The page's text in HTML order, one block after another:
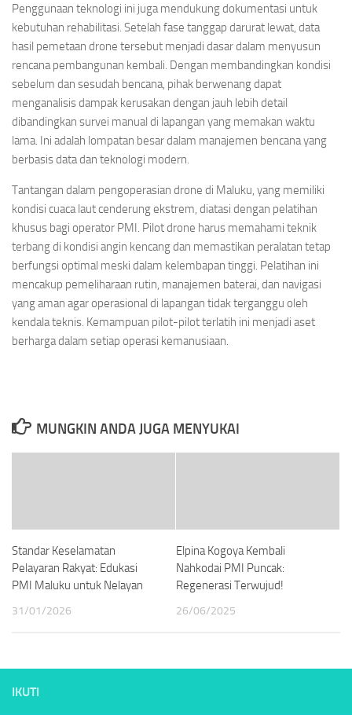
Penggunaan teknologi ini juga mendukung dokumentasi untuk
kebutuhan rehabilitasi. Setelah fase tanggap darurat lewat, data
hasil pemetaan drone tersebut menjadi dasar dalam menyusun
rencana pembangunan kembali. Dengan membandingkan kondisi
sebelum dan sesudah bencana, pihak berwenang dapat
menganalisis dampak kerusakan dengan jauh lebih detail
dibandingkan survei manual di lapangan yang memakan waktu
lama. Ini adalah lompatan besar dalam manajemen bencana yang
berbasis data dan teknologi modern.
Tantangan dalam pengoperasian drone di Maluku, yang memiliki
kondisi cuaca laut cenderung ekstrem, diatasi dengan pelatihan
khusus bagi operator PMI. Pilot drone harus memahami teknik
terbang di kondisi angin kencang dan memastikan peralatan tetap
berfungsi optimal meski dalam kelembapan tinggi. Pelatihan ini
mencakup pemeliharaan rutin, manajemen baterai, dan navigasi
yang aman agar operasional di lapangan tidak terganggu oleh
kendala teknis. Kemampuan pilot-pilot terlatih ini menjadi aset
berharga dalam setiap operasi kemanusiaan.
MUNGKIN ANDA JUGA MENYUKAI
Standar Keselamatan
Pelayaran Rakyat: Edukasi
PMI Maluku untuk Nelayan
31/01/2026
Elpina Kogoya Kembali
Nahkodai PMI Puncak:
Regenerasi Terwujud!
26/06/2025
IKUTI